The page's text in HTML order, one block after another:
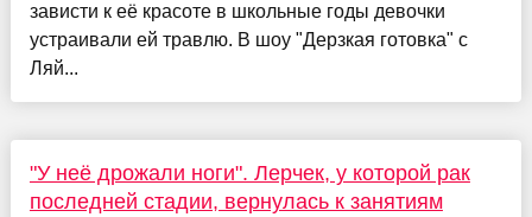
зависти к её красоте в школьные годы девочки
устраивали ей травлю. В шоу "Дерзкая готовка" с
Ляй...
"У неё дрожали ноги". Лерчек, у которой рак
последней стадии, вернулась к занятиям